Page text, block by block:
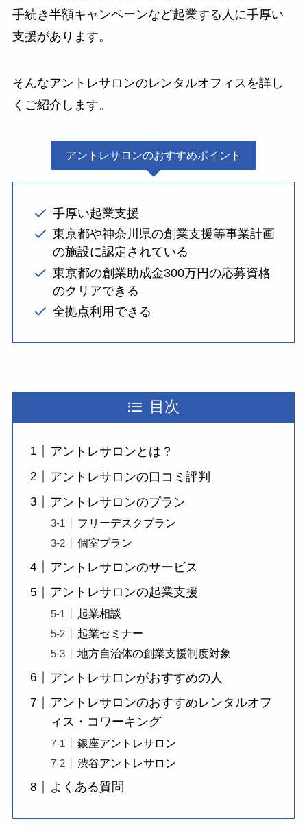
手続き半額キャンペーンなど起業する人に手厚い
支援があります。
そんなアントレサロンのレンタルオフィスを詳し
くご紹介します。
アントレサロンのおすすめポイント
手厚い起業支援
東京都や神奈川県の創業支援等事業計画
の施設に認定されている
東京都の創業助成金300万円の応募資格
のクリアできる
全拠点利用できる
目次
アントレサロンとは？
アントレサロンの口コミ評判
アントレサロンのプラン
フリーデスクプラン
個室プラン
アントレサロンのサービス
アントレサロンの起業支援
起業相談
起業セミナー
地方自治体の創業支援制度対象
アントレサロンがおすすめの人
アントレサロンのおすすめレンタルオフ
ィス・コワーキング
銀座アントレサロン
渋谷アントレサロン
よくある質問